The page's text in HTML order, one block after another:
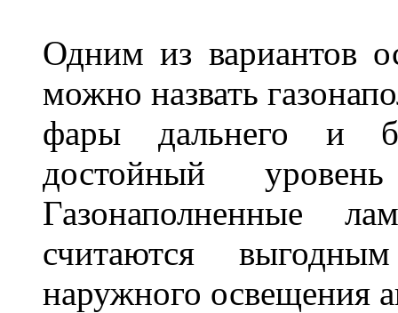
Одним из вариантов
можно назвать
фары дальнего и
достойный
Газонаполненные
считаются
наружного освещения